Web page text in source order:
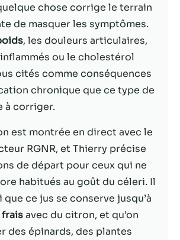
chose corrige le terrain
de masquer les symptômes.
, les douleurs articulaires,
ou le cholestérol
cités comme conséquences
chronique que ce type de
à corriger.
est montrée en direct avec le
RGNR, et Thierry précise
de départ pour ceux qui ne
habitués au goût du céleri. Il
ce jus se conserve jusqu’à
fraisavec du citron, et qu’on
des épinards, des plantes
possible lors
de votre visite.
Si vous refusez
ces cookies,
certaines
fonctionnalités
disparaîtront
du site Web.
Marketing
En partageant
votre intérêt et
votre
comportement
lorsque vous
visitez notre
site, vous
augmentez les